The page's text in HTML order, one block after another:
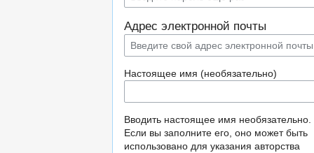
Адрес электронной почты
Настоящее имя (необязательно)
Вводить настоящее имя необязательно.
Если вы заполните его, оно может быть
использовано для указания авторства